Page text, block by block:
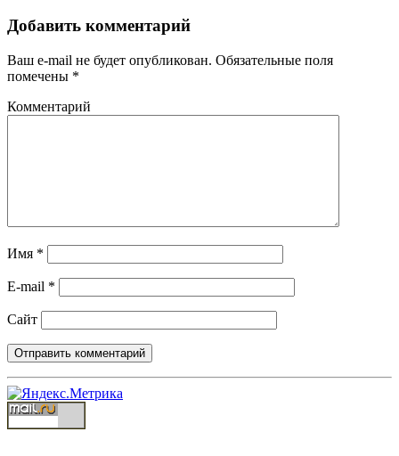
Добавить комментарий
Ваш e-mail не будет опубликован. Обязательные поля
помечены *
Комментарий
Имя *
E-mail *
Сайт